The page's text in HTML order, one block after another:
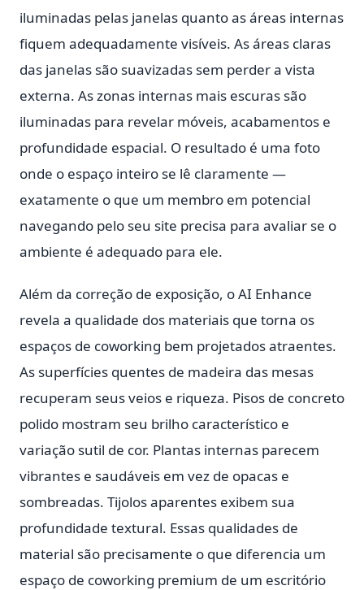
iluminadas pelas janelas quanto as áreas internas
fiquem adequadamente visíveis. As áreas claras
das janelas são suavizadas sem perder a vista
externa. As zonas internas mais escuras são
iluminadas para revelar móveis, acabamentos e
profundidade espacial. O resultado é uma foto
onde o espaço inteiro se lê claramente —
exatamente o que um membro em potencial
navegando pelo seu site precisa para avaliar se o
ambiente é adequado para ele.
Além da correção de exposição, o AI Enhance
revela a qualidade dos materiais que torna os
espaços de coworking bem projetados atraentes.
As superfícies quentes de madeira das mesas
recuperam seus veios e riqueza. Pisos de concreto
polido mostram seu brilho característico e
variação sutil de cor. Plantas internas parecem
vibrantes e saudáveis em vez de opacas e
sombreadas. Tijolos aparentes exibem sua
profundidade textural. Essas qualidades de
material são precisamente o que diferencia um
espaço de coworking premium de um escritório